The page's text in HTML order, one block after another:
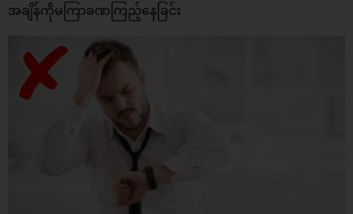
အချိန်ကိုမကြာခဏကြည့်နေခြင်း